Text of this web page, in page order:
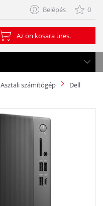
Belépés 0
Az ön kosara üres.
Asztali számítógép
Dell